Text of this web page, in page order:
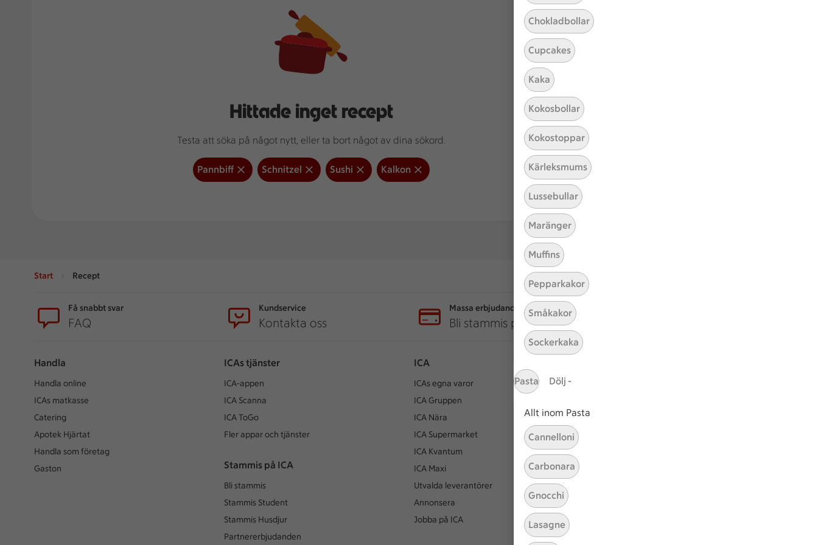
Chokladbollar
Cupcakes
Kaka
Kokosbollar
Kokostoppar
Kärleksmums
Lussebullar
Maränger
Muffins
Pepparkakor
Småkakor
Sockerkaka
Pasta Dölj -
Allt inom Pasta
Cannelloni
Carbonara
Gnocchi
Lasagne
Hittade inget recept
Testa att söka på något nytt, eller ta bort något av dina sökord.
Pannbiff Schnitzel Sushi Kalkon
Start Recept
Få snabbt svar
FAQ
Kundservice
Kontakta oss
Massa erbjudanden
Bli stammis på ICA
Handla
Handla online
ICAs matkasse
Catering
Apotek Hjärtat
Handla som företag
Gaston
ICAs tjänster
ICA-appen
ICA Scanna
ICA ToGo
Fler appar och tjänster
Stammis på ICA
Bli stammis
Stammis Student
Stammis Husdjur
Partnererbjudanden
ICA
ICAs egna varor
ICA Gruppen
ICA Nära
ICA Supermarket
ICA Kvantum
ICA Maxi
Utvalda leverantörer
Annonsera
Jobba på ICA